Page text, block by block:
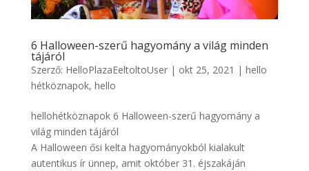
6 Halloween-szerű hagyomány a világ minden
tájáról
Szerző: HelloPlazaEeltoltoUser| okt 25, 2021 | hello
hétköznapok, hello
hellohétköznapok 6 Halloween-szerű hagyomány a
világ minden tájáról
A Halloween ősi kelta hagyományokból kialakult
autentikus ír ünnep, amit október 31. éjszakáján